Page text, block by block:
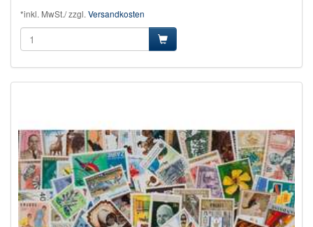
*inkl. MwSt./ zzgl. Versandkosten